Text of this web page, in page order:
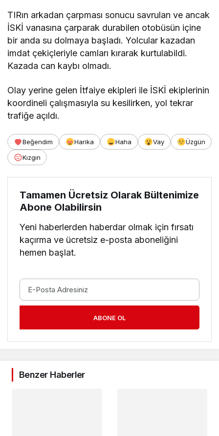
TIRın arkadan çarpması sonucu savrulan ve ancak
İSKİ vanasına çarparak durabilen otobüsün içine
bir anda su dolmaya başladı. Yolcular kazadan
imdat çekiçleriyle camları kırarak kurtulabildi.
Kazada can kaybı olmadı.
Olay yerine gelen İtfaiye ekipleri ile İSKİ ekiplerinin
koordineli çalışmasıyla su kesilirken, yol tekrar
trafiğe açıldı.
Beğendim Harika Haha Vay
Üzgün
Kızgın
Tamamen Ücretsiz Olarak Bültenimize
Abone Olabilirsin
Yeni haberlerden haberdar olmak için fırsatı
kaçırma ve ücretsiz e-posta aboneliğini
hemen başlat.
ABONE OL
Benzer Haberler